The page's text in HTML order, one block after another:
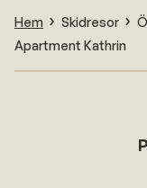
Hem Skidresor
Apartment Kathrin